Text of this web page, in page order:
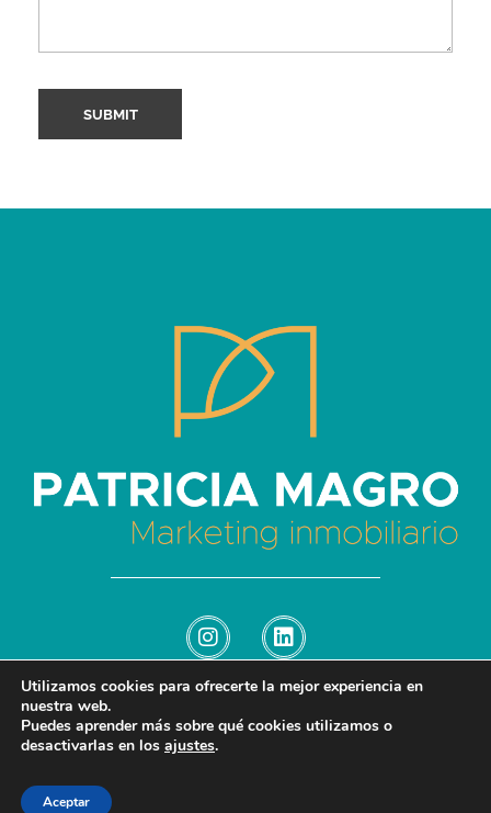
© 2026 Patricia Magro - Comunicación y marketing inmobiliario. All rights
reserved.
Afiliados
Utilizamos cookies para ofrecerte la mejor experiencia en
nuestra web.
Puedes aprender más sobre qué cookies utilizamos o
desactivarlas en los ajustes.
Aceptar